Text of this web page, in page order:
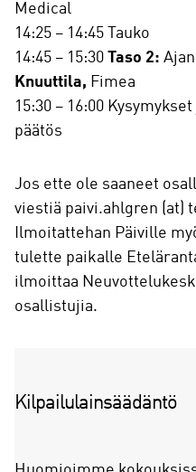
Medical
14:25 – 14:45 Tauko
14:45 – 15:30 Taso 2:
Knuuttila, Fimea
15:30 – 16:00
päätös
Jos ette ole saaneet
viestiä paivi.ahlgren (at)
Ilmoitattehan Päiville
tulette paikalle
ilmoittaa
osallistujia.
Kilpailulainsäädäntö